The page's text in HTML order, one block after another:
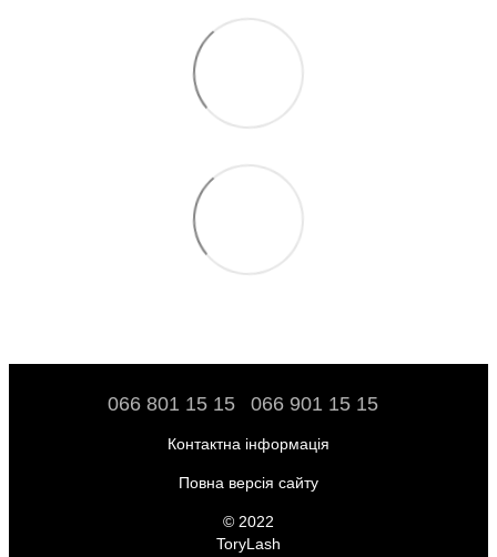
066 801 15 15 066 901 15 15
Контактна інформація
Повна версія сайту
© 2022
ToryLash